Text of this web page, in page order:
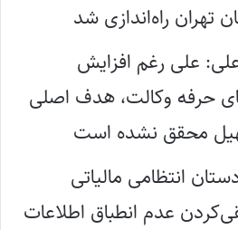
تهران راه‌اندازی شد
علی رغم افزایش
حرفه وکالت، هدف اصلی
محقق نشده است
انتظامی مالیاتی
عدم انطباق اطلاعات